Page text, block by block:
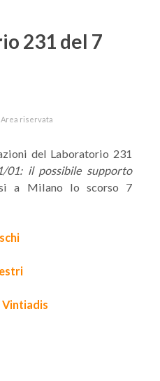
231 del 7
Area riservata
del Laboratorio 231
01: il possibile supporto
a Milano lo scorso 7